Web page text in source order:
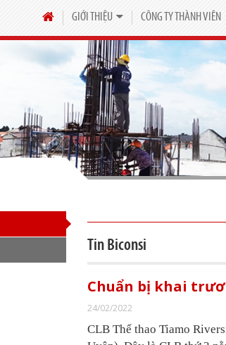
GIỚI THIỆU CÔNG TY THÀNH VIÊN
Tin Biconsi
Chuẩn bị khai
24/02/2022
CLB Thể thao Tiamo